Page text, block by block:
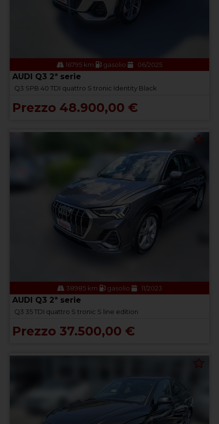
16795 km gasolio 06/2025
AUDI Q3 2ª serie
Q3 SPB 40 TDI quattro S tronic Identity Black
Prezzo 48.900,00 €
38985 km gasolio 11/2023
AUDI Q3 2ª serie
Q3 35 TDI quattro S tronic S line edition
Prezzo 37.500,00 €